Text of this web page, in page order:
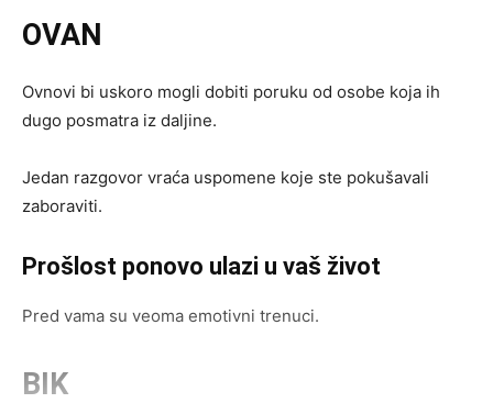
OVAN
Ovnovi bi uskoro mogli dobiti poruku od osobe koja ih
dugo posmatra iz daljine.
Jedan razgovor vraća uspomene koje ste pokušavali
zaboraviti.
Prošlost ponovo ulazi u vaš život
Pred vama su veoma emotivni trenuci.
BIK